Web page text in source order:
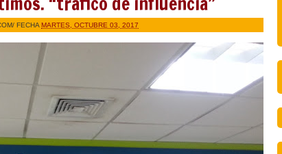
/ FECHA MARTES, OCTUBRE 03, 2017